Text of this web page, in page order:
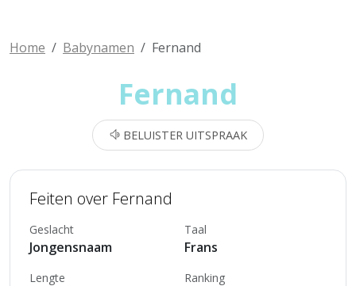
Home Babynamen Fernand
Fernand
BELUISTER UITSPRAAK
Feiten over Fernand
Geslacht
Jongensnaam
Taal
Frans
Lengte Ranking